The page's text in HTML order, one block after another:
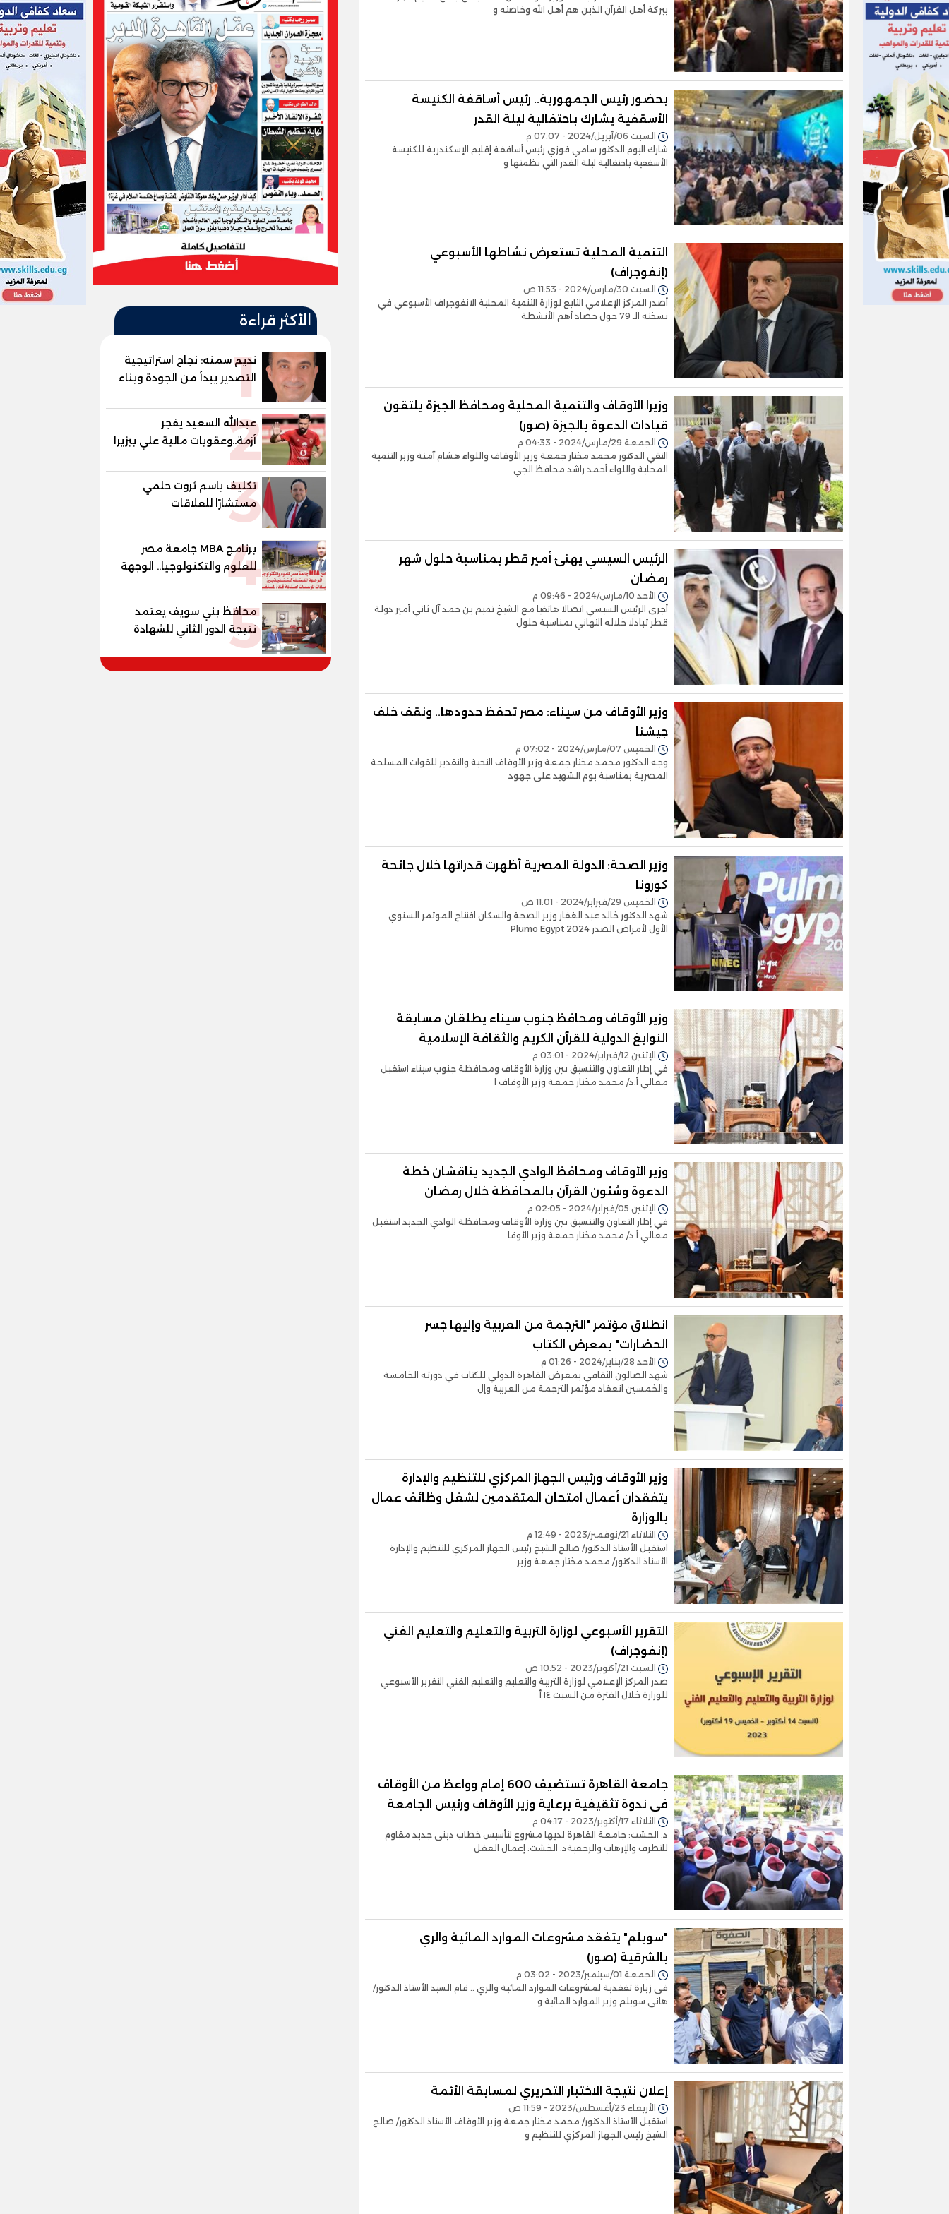
ببركة أهل القرآن الذين هم أهل الله وخاصته و
بحضور رئيس الجمهورية.. رئيس أساقفة الكنيسة
الأسقفية يشارك باحتفالية ليلة القدر
السبت 06/أبريل/2024 - 07:07 م
شارك اليوم الدكتور سامي فوزي رئيس أساقفة إقليم الإسكندرية للكنيسة
الأسقفية باحتفالية ليلة القدر التي نظمتها و
التنمية المحلية تستعرض نشاطها الأسبوعي
(إنفوجراف)
السبت 30/مارس/2024 - 11:53 ص
أصدر المركز الإعلامي التابع لوزارة التنمية المحلية الانفوجراف الأسبوعي في
نسخته الـ 79 حول حصاد أهم الأنشطة
وزيرا الأوقاف والتنمية المحلية ومحافظ الجيزة يلتقون
قيادات الدعوة بالجيزة (صور)
الجمعة 29/مارس/2024 - 04:33 م
التقي الدكتور محمد مختار جمعة وزير الأوقاف واللواء هشام آمنة وزير التنمية
المحلية واللواء أحمد راشد محافظ الجي
الرئيس السيسي يهنئ أمير قطر بمناسبة حلول شهر
رمضان
الأحد 10/مارس/2024 - 09:46 م
أجرى الرئيس السيسي اتصالا هاتفيا مع الشيخ تميم بن حمد آل ثاني أمير دولة
قطر تبادلا خلاله التهاني بمناسبة حلول
وزير الأوقاف من سيناء: مصر تحفظ حدودها.. ونقف خلف
جيشنا
الخميس 07/مارس/2024 - 07:02 م
وجه الدكتور محمد مختار جمعة وزير الأوقاف التحية والتقدير للقوات المسلحة
المصرية بمناسبة يوم الشهيد على جهود
وزير الصحة: الدولة المصرية أظهرت قدراتها خلال جائحة
كورونا
الخميس 29/فبراير/2024 - 11:01 ص
شهد الدكتور خالد عبد الغفار وزير الصحة والسكان افتتاح الموتمر السنوي
الأول لأمراض الصدر Plumo Egypt 2024
وزير الأوقاف ومحافظ جنوب سيناء يطلقان مسابقة
النوابغ الدولية للقرآن الكريم والثقافة الإسلامية
الإثنين 12/فبراير/2024 - 03:01 م
في إطار التعاون والتنسيق بين وزارة الأوقاف ومحافظة جنوب سيناء استقبل
معالي أ.د/ محمد مختار جمعة وزير الأوقاف ا
وزير الأوقاف ومحافظ الوادي الجديد يناقشان خطة
الدعوة وشئون القرآن بالمحافظة خلال رمضان
الإثنين 05/فبراير/2024 - 02:05 م
في إطار التعاون والتنسيق بين وزارة الأوقاف ومحافظة الوادي الجديد استقبل
معالي أ.د/ محمد مختار جمعة وزير الأوقا
انطلاق مؤتمر "الترجمة من العربية وإليها جسر
الحضارات" بمعرض الكتاب
الأحد 28/يناير/2024 - 01:26 م
شهد الصالون الثقافي بمعرض القاهرة الدولي للكتاب في دورته الخامسة
والخمسين انعقاد مؤتمر الترجمة من العربية وإل
وزير الأوقاف ورئيس الجهاز المركزي للتنظيم والإدارة
يتفقدان أعمال امتحان المتقدمين لشغل وظائف عمال
بالوزارة
الثلاثاء 21/نوفمبر/2023 - 12:49 م
استقبل الأستاذ الدكتور/ صالح الشيخ رئيس الجهاز المركزي للتنظيم والإدارة
الأستاذ الدكتور/ محمد مختار جمعة وزير
التقرير الأسبوعي لوزارة التربية والتعليم والتعليم الفني
(إنفوجراف)
السبت 21/أكتوبر/2023 - 10:52 ص
صدر المركز الإعلامي لوزارة التربية والتعليم والتعليم الفني التقرير الأسبوعي
للوزارة خلال الفترة من السبت ١٤ أ
جامعة القاهرة تستضيف 600 إمام وواعظ من الأوقاف
فى ندوة تثقيفية برعاية وزير الأوقاف ورئيس الجامعة
الثلاثاء 17/أكتوبر/2023 - 04:17 م
د. الخشت: جامعة القاهرة لديها مشروع لتأسيس خطاب دينى جديد مقاوم
للتطرف والإرهاب والرجعيةد. الخشت: إعمال العقل
"سويلم" يتفقد مشروعات الموارد المائية والري
بالشرقية (صور)
الجمعة 01/سبتمبر/2023 - 03:02 م
فى زيارة تفقدية لمشروعات الموارد المائية والري .. قام السيد الأستاذ الدكتور/
هانى سويلم وزير الموارد المائية و
إعلان نتيجة الاختبار التحريري لمسابقة الأئمة
الأربعاء 23/أغسطس/2023 - 11:59 ص
استقبل الأستاذ الدكتور/ محمد مختار جمعة وزير الأوقاف الأستاذ الدكتور/ صالح
الشيخ رئيس الجهاز المركزي للتنظيم و
الأكثر قراءة
1
نديم سمنه: نجاح استراتيجية
التصدير يبدأ من الجودة وبناء
الثقة في شعار "صنع في
مصر"
2
عبدالله السعيد يفجر
أزمة..وعقوبات مالية علي بيزيرا
وبانزا
3
تكليف باسم ثروت حلمي
مستشارًا للعلاقات
الدبلوماسية وعضوًا بالهيئة
«جاد جمينت يوإن»
4
برنامج MBA جامعة مصر
للعلوم والتكنولوجيا.. الوجهة
المفضلة للتنفيذيين وقيادات
المستقبل
5
محافظ بني سويف يعتمد
نتيجة الدور الثاني للشهادة
الإعدادية العامة بنسبة